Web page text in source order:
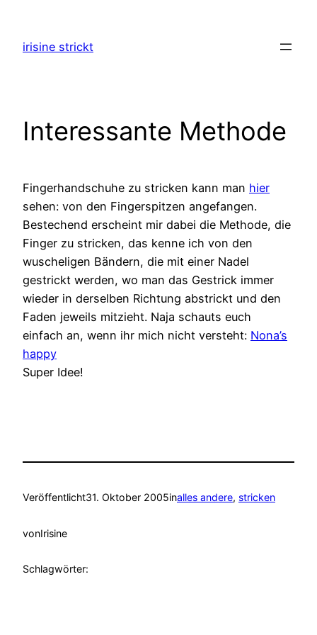
springen
irisine strickt
Interessante Methode
Fingerhandschuhe zu stricken kann man hier
sehen: von den Fingerspitzen angefangen.
Bestechend erscheint mir dabei die Methode, die
Finger zu stricken, das kenne ich von den
wuscheligen Bändern, die mit einer Nadel
gestrickt werden, wo man das Gestrick immer
wieder in derselben Richtung abstrickt und den
Faden jeweils mitzieht. Naja schauts euch
einfach an, wenn ihr mich nicht versteht: Nona’s
happy
Super Idee!
Veröffentlicht31. Oktober 2005inalles andere, stricken
vonIrisine
Schlagwörter: